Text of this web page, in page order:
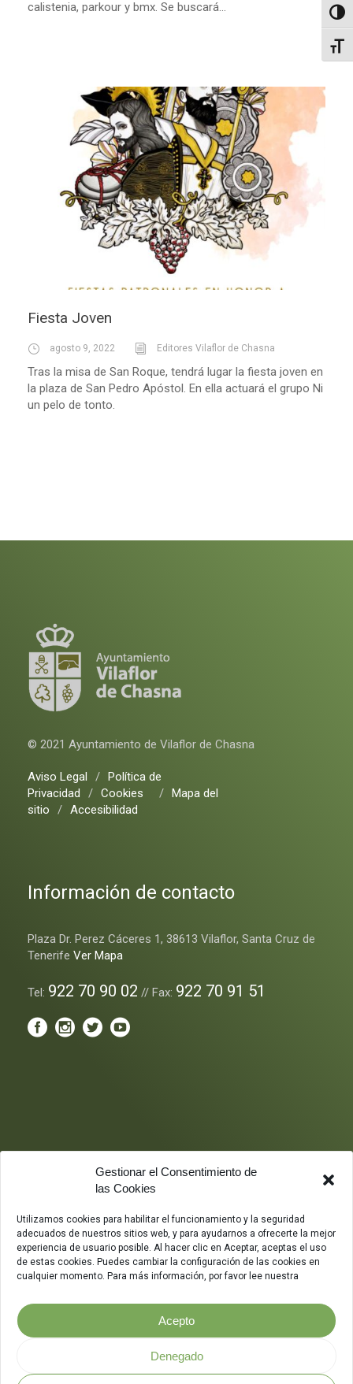
Gestionar el Consentimiento de
las Cookies
Utilizamos cookies para habilitar el funcionamiento y la seguridad
adecuados de nuestros sitios web, y para ayudarnos a ofrecerte la mejor
experiencia de usuario posible. Al hacer clic en Aceptar, aceptas el uso
de estas cookies. Puedes cambiar la configuración de las cookies en
cualquier momento. Para más información, por favor lee nuestra
Acepto
Denegado
calistenia, parkour y bmx. Se buscará...
Fiesta Joven
agosto 9, 2022 Editores Vilaflor de Chasna
Tras la misa de San Roque, tendrá lugar la fiesta joven en
la plaza de San Pedro Apóstol. En ella actuará el grupo Ni
un pelo de tonto.
© 2021 Ayuntamiento de Vilaflor de Chasna
Aviso Legal / Política de
Privacidad
/ Cookies / Mapa del
sitio
/ Accesibilidad
Información de contacto
Plaza Dr. Perez Cáceres 1, 38613 Vilaflor, Santa Cruz de
Tenerife Ver Mapa
Tel: 922 70 90 02 // Fax: 922 70 91 51